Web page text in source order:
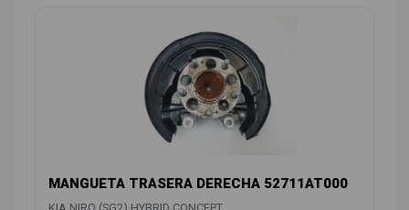
MANGUETA TRASERA DERECHA 52711AT000